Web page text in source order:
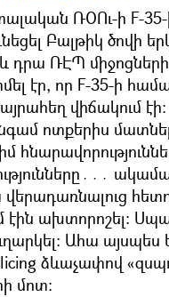
ՌՕՈւ-ի F-35-
Բալթիկ ծովի
և դրա ՌԷՊ
էր, որ F-35-ի
վիճակում
ոտքերիս
ախտորոշել։
Ահա
ձևաչափով
մոտ։